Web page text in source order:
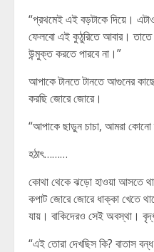
“প্রথমেই এই বড়টাকে দিয়ে।
ফেলবো এই কুঠুরিতে আবার।
উন্মুক্ত করতে পারবে না।”
আপাকে টানতে টানতে আগুনের
করছি জোরে জোরে।
“আপাকে ছাড়ুন চাচা, আমরা কোনো
হঠাৎ………
কোথা থেকে ঝড়ো হাওয়া আসতে
কপাট জোরে জোরে ধাক্কা খেতে
যায়। বাকিদেরও সেই অবস্থা।
“এই তোরা দেখছিস কি? বাতাস